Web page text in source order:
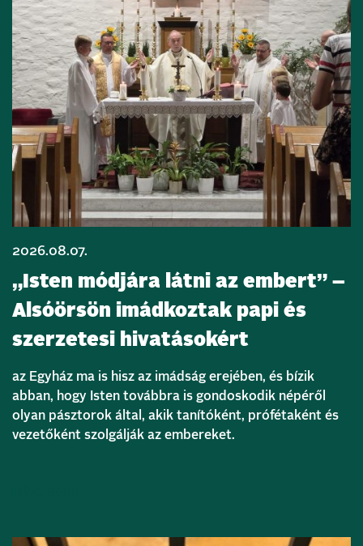
2026.08.07.
„Isten módjára látni az embert” –
Alsóörsön imádkoztak papi és
szerzetesi hivatásokért
az Egyház ma is hisz az imádság erejében, és bízik
abban, hogy Isten továbbra is gondoskodik népéről
olyan pásztorok által, akik tanítóként, prófétaként és
vezetőként szolgálják az embereket.